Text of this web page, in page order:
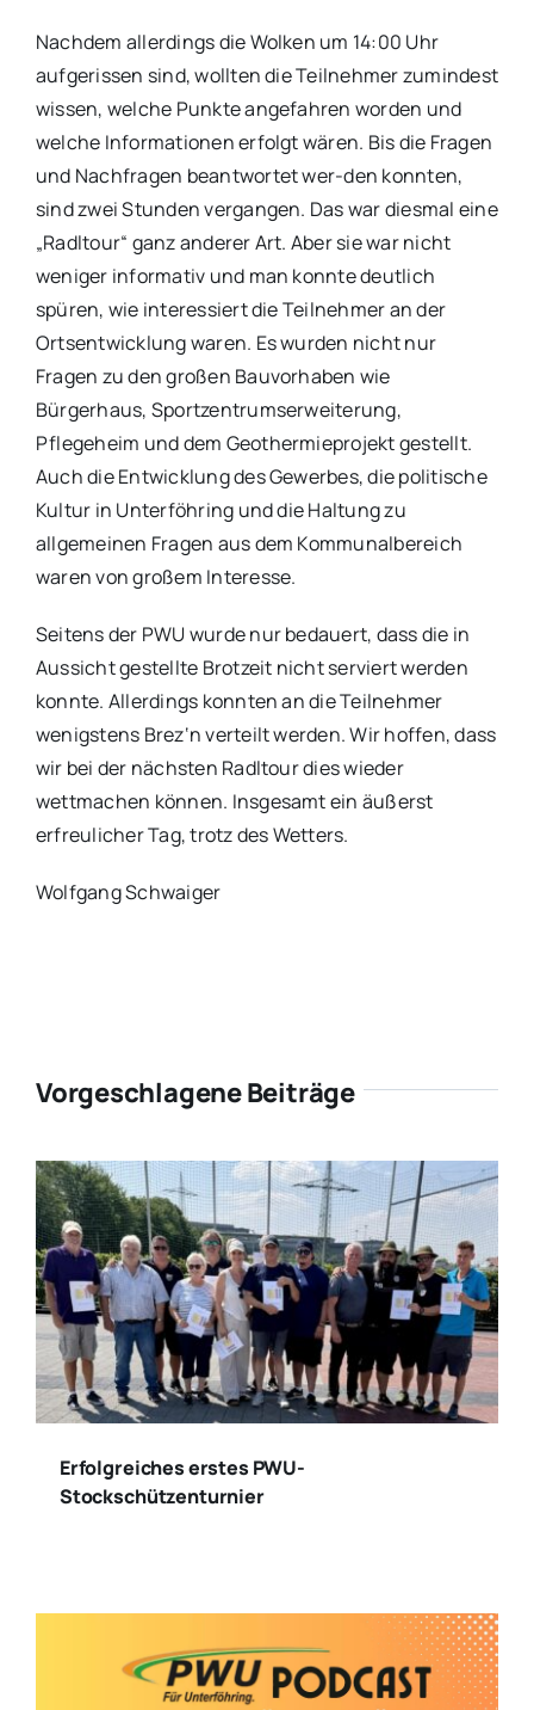
Nachdem allerdings die Wolken um 14:00 Uhr
aufgerissen sind, wollten die Teilnehmer zumindest
wissen, welche Punkte angefahren worden und
welche Informationen erfolgt wären. Bis die Fragen
und Nachfragen beantwortet wer-den konnten,
sind zwei Stunden vergangen. Das war diesmal eine
„Radltour“ ganz anderer Art. Aber sie war nicht
weniger informativ und man konnte deutlich
spüren, wie interessiert die Teilnehmer an der
Ortsentwicklung waren. Es wurden nicht nur
Fragen zu den großen Bauvorhaben wie
Bürgerhaus, Sportzentrumserweiterung,
Pflegeheim und dem Geothermieprojekt gestellt.
Auch die Entwicklung des Gewerbes, die politische
Kultur in Unterföhring und die Haltung zu
allgemeinen Fragen aus dem Kommunalbereich
waren von großem Interesse.
Seitens der PWU wurde nur bedauert, dass die in
Aussicht gestellte Brotzeit nicht serviert werden
konnte. Allerdings konnten an die Teilnehmer
wenigstens Brez‘n verteilt werden. Wir hoffen, dass
wir bei der nächsten Radltour dies wieder
wettmachen können. Insgesamt ein äußerst
erfreulicher Tag, trotz des Wetters.
Wolfgang Schwaiger
Vorgeschlagene Beiträge
Erfolgreiches erstes PWU-
Stockschützenturnier